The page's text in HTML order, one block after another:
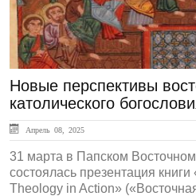
Новые перспективы
католического
Апрель 08, 2025
31 марта в Папском
состоялась презентация
Theology in Action»